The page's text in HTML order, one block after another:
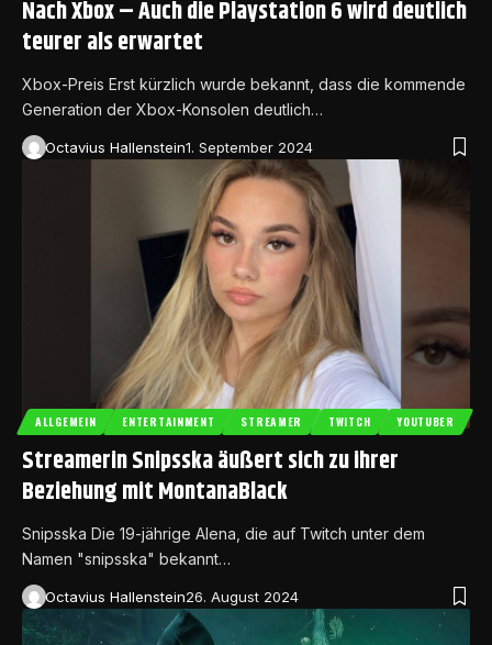
Nach Xbox – Auch die Playstation 6 wird deutlich
teurer als erwartet
Xbox-Preis Erst kürzlich wurde bekannt, dass die kommende
Generation der Xbox-Konsolen deutlich…
Octavius Hallenstein1. September 2024
ALLGEMEIN ENTERTAINMENT STREAMER TWITCH YOUTUBER
Streamerin Snipsska äußert sich zu ihrer
Beziehung mit MontanaBlack
Snipsska Die 19-jährige Alena, die auf Twitch unter dem
Namen "snipsska" bekannt…
Octavius Hallenstein26. August 2024